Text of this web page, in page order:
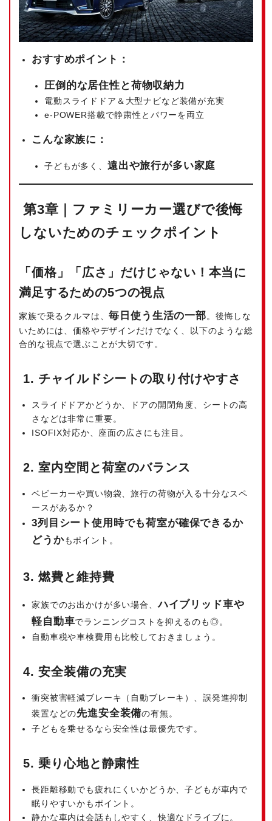
おすすめポイント：
圧倒的な居住性と荷物収納力
電動スライドドア＆大型ナビなど装備が充実
e-POWER搭載で静粛性とパワーを両立
こんな家族に：
子どもが多く、 遠出や旅行が多い家庭
第3章｜ファミリーカー選びで後悔
しないためのチェックポイント
「価格」「広さ」だけじゃない！本当に
満足するための5つの視点
家族で乗るクルマは、毎日使う生活の一部。後悔しな
いためには、価格やデザインだけでなく、以下のような総
合的な視点で選ぶことが大切です。
1. チャイルドシートの取り付けやすさ
スライドドアかどうか、ドアの開閉角度、シートの高
さなどは非常に重要。
ISOFIX対応か、座面の広さにも注目。
2. 室内空間と荷室のバランス
ベビーカーや買い物袋、旅行の荷物が入る十分なスペ
ースがあるか？
3列目シート使用時でも荷室が確保できるか
どうかもポイント。
3. 燃費と維持費
家族でのお出かけが多い場合、ハイブリッド車や
軽自動車でランニングコストを抑えるのも◎。
自動車税や車検費用も比較しておきましょう。
4. 安全装備の充実
衝突被害軽減ブレーキ（自動ブレーキ）、誤発進抑制
装置などの先進安全装備の有無。
子どもを乗せるなら安全性は最優先です。
5. 乗り心地と静粛性
長距離移動でも疲れにくいかどうか、子どもが車内で
眠りやすいかもポイント。
静かな車内は会話もしやすく、快適なドライブに。